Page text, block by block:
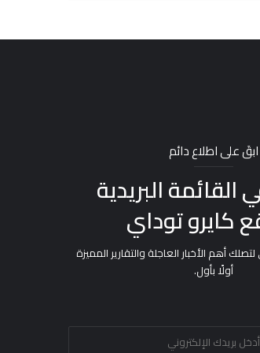
ابقَ على اطلاع دائم
البريدية
كايرو توداي
أهم الأخبار العاجلة والتقارير المميزة
أولًا بأول.